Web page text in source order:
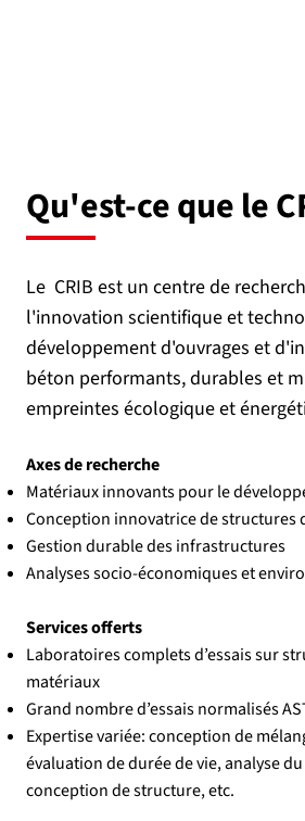
Qu'est-ce que le
Le CRIB est un centre de
l'innovation scientifique et
développement d'ouvrages et
béton performants, durables et
empreintes écologique et
Axes de recherche
Matériaux innovants pour le
Conception innovatrice de structures
Gestion durable des infrastructures
Analyses socio-économiques et
Services offerts
Laboratoires complets d’essais sur
matériaux
Grand nombre d’essais normalisés
Expertise variée: conception de
évaluation de durée de vie, analyse
conception de structure, etc.